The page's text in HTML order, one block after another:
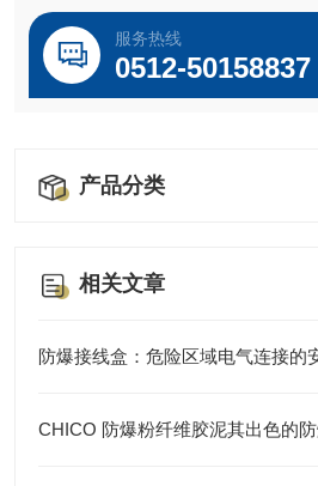
服务热线
0512-50158837
产品分类
相关文章
防爆接线盒：危险区域电气连接的